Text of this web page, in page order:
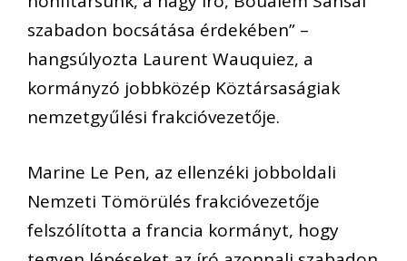
szabadon bocsátása érdekében” –
hangsúlyozta Laurent Wauquiez, a
kormányzó jobbközép Köztársaságiak
nemzetgyűlési frakcióvezetője.
Marine Le Pen, az ellenzéki jobboldali
Nemzeti Tömörülés frakcióvezetője
felszólította a francia kormányt, hogy